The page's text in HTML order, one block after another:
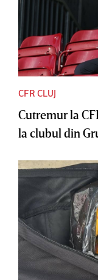
CFR CLUJ
Cutremur la
la clubul din